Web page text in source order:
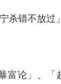
杀错不放过
富论」、「